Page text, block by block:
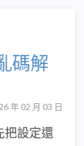
碼解
年 02 月 03 日
把設定還